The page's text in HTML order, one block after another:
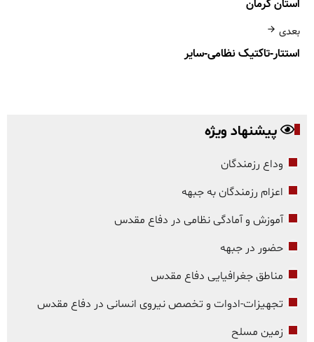
استان کرمان
بعدی
استتار-تاکتیک نظامی-سایر
پیشنهاد ویژه
وداع رزمندگان
اعزام رزمندگان به جبهه
آموزش و آمادگی نظامی در دفاع مقدس
حضور در جبهه
مناطق جغرافیایی دفاع مقدس
تجهیزات-ادوات و تخصص نیروی انسانی در دفاع مقدس
زمین مسلح